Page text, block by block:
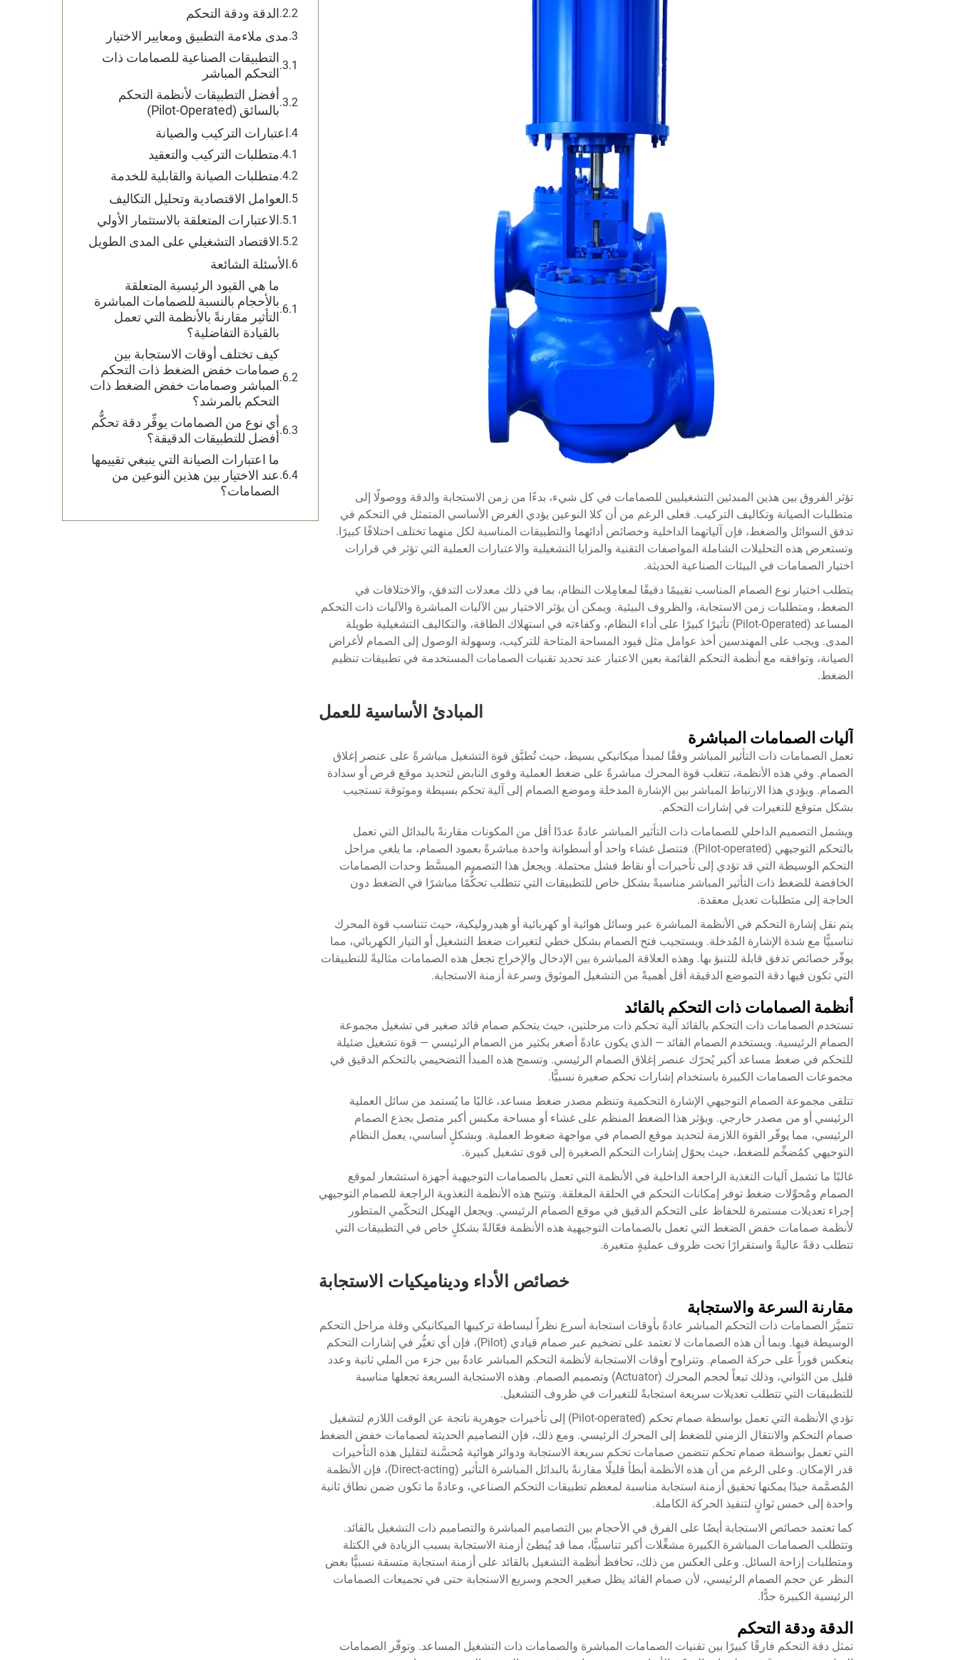
تؤثر الفروق بين هذين المبدئين التشغيليين للصمامات في كل شيء، بدءًا من زمن الاستجابة والدقة ووصولًا إلى
متطلبات الصيانة وتكاليف التركيب. فعلى الرغم من أن كلا النوعين يؤدي الغرض الأساسي المتمثل في التحكم في
تدفق السوائل والضغط، فإن آلياتهما الداخلية وخصائص أدائهما والتطبيقات المناسبة لكل منهما تختلف اختلافًا كبيرًا.
وتستعرض هذه التحليلات الشاملة المواصفات التقنية والمزايا التشغيلية والاعتبارات العملية التي تؤثر في قرارات
اختيار الصمامات في البيئات الصناعية الحديثة.
يتطلب اختيار نوع الصمام المناسب تقييمًا دقيقًا لمعامِلات النظام، بما في ذلك معدلات التدفق، والاختلافات في
الضغط، ومتطلبات زمن الاستجابة، والظروف البيئية. ويمكن أن يؤثر الاختيار بين الآليات المباشرة والآليات ذات التحكم
المساعد (Pilot-Operated) تأثيرًا كبيرًا على أداء النظام، وكفاءته في استهلاك الطاقة، والتكاليف التشغيلية طويلة
المدى. ويجب على المهندسين أخذ عوامل مثل قيود المساحة المتاحة للتركيب، وسهولة الوصول إلى الصمام لأغراض
الصيانة، وتوافقه مع أنظمة التحكم القائمة بعين الاعتبار عند تحديد تقنيات الصمامات المستخدمة في تطبيقات تنظيم
الضغط.
المبادئ الأساسية للعمل
آليات الصمامات المباشرة
تعمل الصمامات ذات التأثير المباشر وفقًا لمبدأ ميكانيكي بسيط، حيث تُطبَّق قوة التشغيل مباشرةً على عنصر إغلاق
الصمام. وفي هذه الأنظمة، تتغلب قوة المحرك مباشرةً على ضغط العملية وقوى النابض لتحديد موقع قرص أو سدادة
الصمام. ويؤدي هذا الارتباط المباشر بين الإشارة المدخلة وموضع الصمام إلى آلية تحكم بسيطة وموثوقة تستجيب
بشكل متوقع للتغيرات في إشارات التحكم.
ويشمل التصميم الداخلي للصمامات ذات التأثير المباشر عادةً عددًا أقل من المكونات مقارنةً بالبدائل التي تعمل
بالتحكم التوجيهي (Pilot-operated). فتتصل غشاء واحد أو أسطوانة واحدة مباشرةً بعمود الصمام، ما يلغي مراحل
التحكم الوسيطة التي قد تؤدي إلى تأخيرات أو نقاط فشل محتملة. ويجعل هذا التصميم المبسَّط وحدات الصمامات
الخافضة للضغط ذات التأثير المباشر مناسبةً بشكل خاص للتطبيقات التي تتطلب تحكُّمًا مباشرًا في الضغط دون
الحاجة إلى متطلبات تعديل معقدة.
يتم نقل إشارة التحكم في الأنظمة المباشرة عبر وسائل هوائية أو كهربائية أو هيدروليكية، حيث تتناسب قوة المحرك
تناسبيًّا مع شدة الإشارة المُدخلة. ويستجيب فتح الصمام بشكل خطي لتغيرات ضغط التشغيل أو التيار الكهربائي، مما
يوفّر خصائص تدفق قابلة للتنبؤ بها. وهذه العلاقة المباشرة بين الإدخال والإخراج تجعل هذه الصمامات مثاليةً للتطبيقات
التي تكون فيها دقة التموضع الدقيقة أقل أهميةً من التشغيل الموثوق وسرعة أزمنة الاستجابة.
أنظمة الصمامات ذات التحكم بالقائد
تستخدم الصمامات ذات التحكم بالقائد آلية تحكم ذات مرحلتين، حيث يتحكم صمام قائد صغير في تشغيل مجموعة
الصمام الرئيسية. ويستخدم الصمام القائد — الذي يكون عادةً أصغر بكثير من الصمام الرئيسي — قوة تشغيل ضئيلة
للتحكم في ضغط مساعد أكبر يُحرّك عنصر إغلاق الصمام الرئيسي. وتسمح هذه المبدأ التضخيمي بالتحكم الدقيق في
مجموعات الصمامات الكبيرة باستخدام إشارات تحكم صغيرة نسبيًّا.
تتلقى مجموعة الصمام التوجيهي الإشارة التحكمية وتنظم مصدر ضغط مساعد، غالبًا ما يُستمد من سائل العملية
الرئيسي أو من مصدر خارجي. ويؤثر هذا الضغط المنظم على غشاء أو مساحة مكبس أكبر متصل بجذع الصمام
الرئيسي، مما يوفّر القوة اللازمة لتحديد موقع الصمام في مواجهة ضغوط العملية. وبشكلٍ أساسي، يعمل النظام
التوجيهي كمُضخِّم للضغط، حيث يحوّل إشارات التحكم الصغيرة إلى قوى تشغيل كبيرة.
غالبًا ما تشمل آليات التغذية الراجعة الداخلية في الأنظمة التي تعمل بالصمامات التوجيهية أجهزة استشعار لموقع
الصمام ومُحوِّلات ضغط توفر إمكانات التحكم في الحلقة المغلقة. وتتيح هذه الأنظمة التغذوية الراجعة للصمام التوجيهي
إجراء تعديلات مستمرة للحفاظ على التحكم الدقيق في موقع الصمام الرئيسي. ويجعل الهيكل التحكّمي المتطور
لأنظمة صمامات خفض الضغط التي تعمل بالصمامات التوجيهية هذه الأنظمة فعّالةً بشكلٍ خاص في التطبيقات التي
تتطلب دقةً عاليةً واستقرارًا تحت ظروف عمليةٍ متغيرة.
خصائص الأداء وديناميكيات الاستجابة
مقارنة السرعة والاستجابة
تتميَّز الصمامات ذات التحكم المباشر عادةً بأوقات استجابة أسرع نظراً لبساطة تركيبها الميكانيكي وقلة مراحل التحكم
الوسيطة فيها. وبما أن هذه الصمامات لا تعتمد على تضخيم عبر صمام قيادي (Pilot)، فإن أي تغيُّر في إشارات التحكم
ينعكس فوراً على حركة الصمام. وتتراوح أوقات الاستجابة لأنظمة التحكم المباشر عادةً بين جزء من الملي ثانية وعدد
قليل من الثواني، وذلك تبعاً لحجم المحرك (Actuator) وتصميم الصمام. وهذه الاستجابة السريعة تجعلها مناسبة
للتطبيقات التي تتطلب تعديلات سريعة استجابةً للتغيرات في ظروف التشغيل.
تؤدي الأنظمة التي تعمل بواسطة صمام تحكم (Pilot-operated) إلى تأخيرات جوهرية ناتجة عن الوقت اللازم لتشغيل
صمام التحكم والانتقال الزمني للضغط إلى المحرك الرئيسي. ومع ذلك، فإن التصاميم الحديثة لصمامات خفض الضغط
التي تعمل بواسطة صمام تحكم تتضمن صمامات تحكم سريعة الاستجابة ودوائر هوائية مُحسَّنة لتقليل هذه التأخيرات
قدر الإمكان. وعلى الرغم من أن هذه الأنظمة أبطأ قليلًا مقارنةً بالبدائل المباشرة التأثير (Direct-acting)، فإن الأنظمة
المُصمَّمة جيدًا يمكنها تحقيق أزمنة استجابة مناسبة لمعظم تطبيقات التحكم الصناعي، وعادةً ما تكون ضمن نطاق ثانية
واحدة إلى خمس ثوانٍ لتنفيذ الحركة الكاملة.
كما تعتمد خصائص الاستجابة أيضًا على الفرق في الأحجام بين التصاميم المباشرة والتصاميم ذات التشغيل بالقائد.
وتتطلب الصمامات المباشرة الكبيرة مشغِّلات أكبر تناسبيًّا، مما قد يُبطئ أزمنة الاستجابة بسبب الزيادة في الكتلة
ومتطلبات إزاحة السائل. وعلى العكس من ذلك، تحافظ أنظمة التشغيل بالقائد على أزمنة استجابة متسقة نسبيًّا بغض
النظر عن حجم الصمام الرئيسي، لأن صمام القائد يظل صغير الحجم وسريع الاستجابة حتى في تجميعات الصمامات
الرئيسية الكبيرة جدًّا.
الدقة ودقة التحكم
تمثل دقة التحكم فارقًا كبيرًا بين تقنيات الصمامات المباشرة والصمامات ذات التشغيل المساعد. وتوفّر الصمامات
الدقة ودقة التحكم
مدى ملاءمة التطبيق ومعايير الاختيار
التطبيقات الصناعية للصمامات ذات
التحكم المباشر
أفضل التطبيقات لأنظمة التحكم
بالسائق (Pilot-Operated)
اعتبارات التركيب والصيانة
متطلبات التركيب والتعقيد
متطلبات الصيانة والقابلية للخدمة
العوامل الاقتصادية وتحليل التكاليف
الاعتبارات المتعلقة بالاستثمار الأولي
الاقتصاد التشغيلي على المدى الطويل
الأسئلة الشائعة
ما هي القيود الرئيسية المتعلقة
بالأحجام بالنسبة للصمامات المباشرة
التأثير مقارنةً بالأنظمة التي تعمل
بالقيادة التفاضلية؟
كيف تختلف أوقات الاستجابة بين
صمامات خفض الضغط ذات التحكم
المباشر وصمامات خفض الضغط ذات
التحكم بالمرشد؟
أي نوع من الصمامات يوفِّر دقة تحكُّم
أفضل للتطبيقات الدقيقة؟
ما اعتبارات الصيانة التي ينبغي تقييمها
عند الاختيار بين هذين النوعين من
الصمامات؟